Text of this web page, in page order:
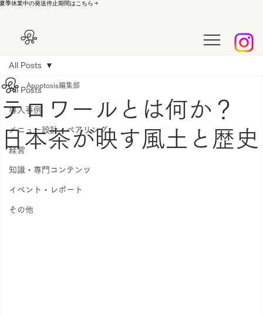
夏季休業中の発送停止期間はこちら →
All Posts
導入事例
メニュー設計・ペアリング
経営
知識・専門コンテンツ
イベント・レポート
その他
All Posts
テロワールとは何か？
日本茶が映す風土と歴史
Apoptosis編集部